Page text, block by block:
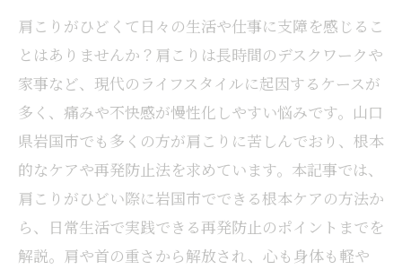
肩こりがひどくて日々の生活や仕事に支障を感じるこ
とはありませんか？肩こりは長時間のデスクワークや
家事など、現代のライフスタイルに起因するケースが
多く、痛みや不快感が慢性化しやすい悩みです。山口
県岩国市でも多くの方が肩こりに苦しんでおり、根本
的なケアや再発防止法を求めています。本記事では、
肩こりがひどい際に岩国市でできる根本ケアの方法か
ら、日常生活で実践できる再発防止のポイントまでを
解説。肩や首の重さから解放され、心も身体も軽や